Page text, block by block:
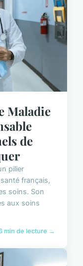
Maladie
de
pilier
français,
soins. Son
aux soins
min de lecture →